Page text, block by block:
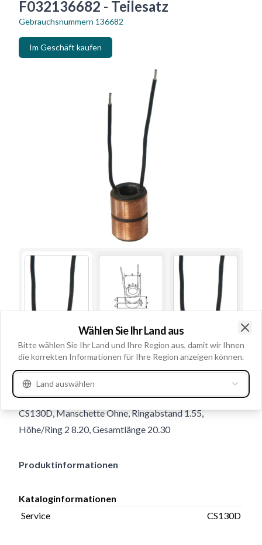
F032136682 - Teilesatz
Gebrauchsnummern 136682
Im Geschäft kaufen
Gebrauchsnummern136682
Navigation
Höhe/Ring 1 8.30, Innendurchmesser 7.10/8.40,
Material Kupfer, Außendurchmesser 14.85, Service
CS130D, Manschette Ohne, Ringabstand 1.55,
Höhe/Ring 2 8.20, Gesamtlänge 20.30
Produktinformationen
Kataloginformationen
Service
CS130D
Wählen Sie Ihr Land aus
Bitte wählen Sie Ihr Land und Ihre Region aus, damit wir Ihnen
die korrekten Informationen für Ihre Region anzeigen können.
Land auswählen